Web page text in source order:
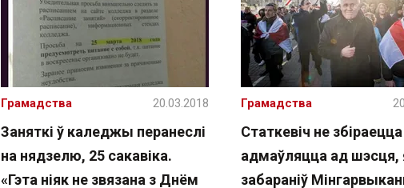
Заняткі ў каледжы перанеслі
на нядзелю, 25 сакавіка.
«Гэта ніяк не звязана з Днём
Грамадства 20.03.2018
Статкевіч не збіраецца
адмаўляцца ад шэсця,
забараніў
Грамадства